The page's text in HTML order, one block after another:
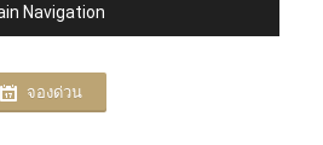
Navigation
จองด่วน